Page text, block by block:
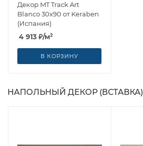
Декор MT Track Art
Blanco 30x90 от Keraben
(Испания)
4 913 ₽/м²
В КОРЗИНУ
НАПОЛЬНЫЙ ДЕКОР (ВСТАВКА)